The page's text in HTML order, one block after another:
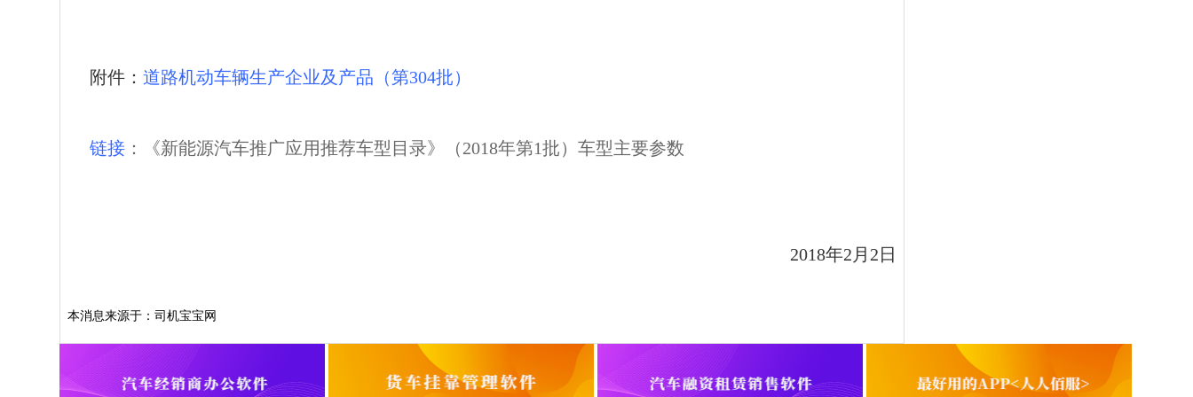
附件： 道路机动车辆生产企业及产品（第304批）
链接 ：《新能源汽车推广应用推荐车型目录》（2018年第1批）车型主要参数
2018年2月2日
本消息来源于：司机宝宝网